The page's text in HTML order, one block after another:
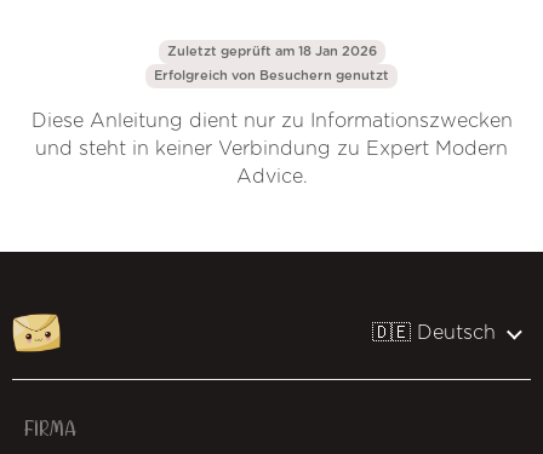
Zuletzt geprüft am 18 Jan 2026
Erfolgreich von Besuchern genutzt
Diese Anleitung dient nur zu Informationszwecken
und steht in keiner Verbindung zu Expert Modern
Advice.
🇩🇪 Deutsch
FIRMA